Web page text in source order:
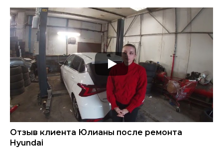
Отзыв клиента Юлианы после ремонта
Hyundai